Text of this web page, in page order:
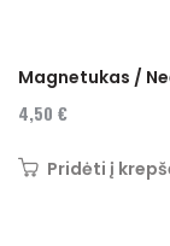
Magnetukas /
4,50 €
Pridėti į